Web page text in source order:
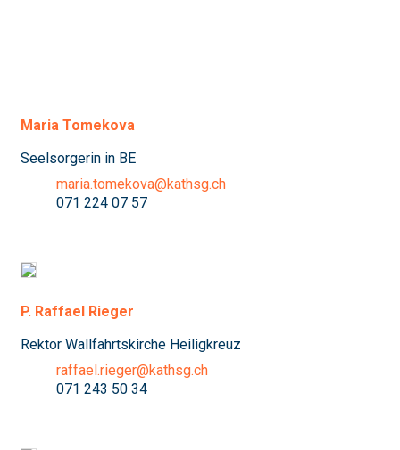
Maria Tomekova
Seelsorgerin in BE
maria.tomekova@kathsg.ch
071 224 07 57
P. Raffael Rieger
Rektor Wallfahrtskirche Heiligkreuz
raffael.rieger@kathsg.ch
071 243 50 34